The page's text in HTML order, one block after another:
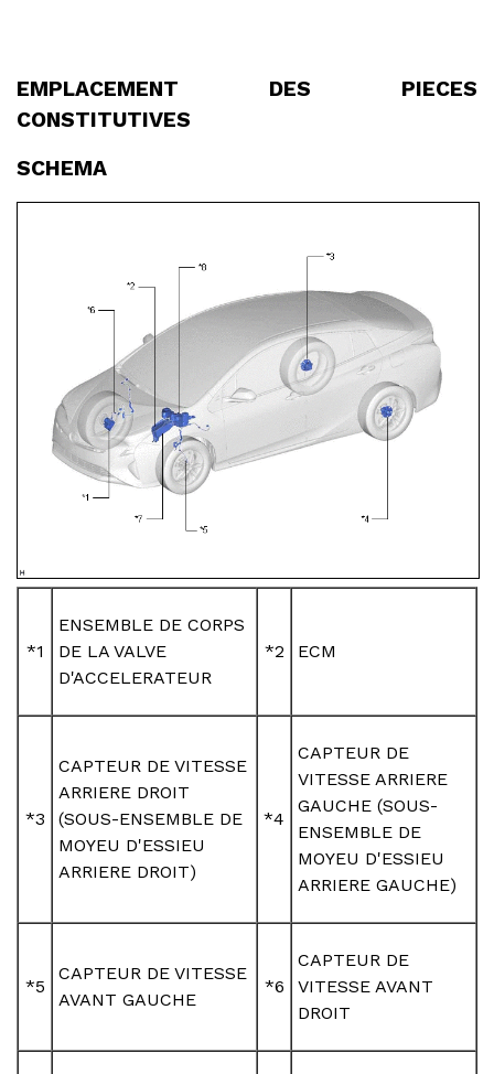
EMPLACEMENT DES PIECES
CONSTITUTIVES
SCHEMA
*1
ENSEMBLE DE CORPS
DE LA VALVE
D'ACCELERATEUR
*2 ECM
*3
CAPTEUR DE VITESSE
ARRIERE DROIT
(SOUS-ENSEMBLE DE
MOYEU D'ESSIEU
ARRIERE DROIT)
*4
CAPTEUR DE
VITESSE ARRIERE
GAUCHE (SOUS-
ENSEMBLE DE
MOYEU D'ESSIEU
ARRIERE GAUCHE)
*5
CAPTEUR DE VITESSE
AVANT GAUCHE
*6
CAPTEUR DE
VITESSE AVANT
DROIT